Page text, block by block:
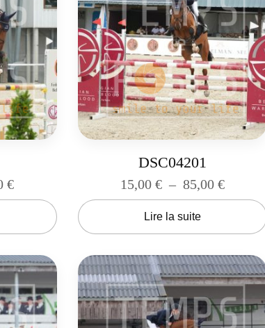
€
DSC04201
15,00 € – 85,00 €
Lire la suite